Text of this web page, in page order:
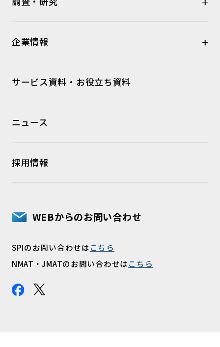
企業情報
サービス資料・お役立ち資料
ニュース
採用情報
WEBからのお問い合わせ
SPIのお問い合わせはこちら
NMAT・JMATのお問い合わせはこちら